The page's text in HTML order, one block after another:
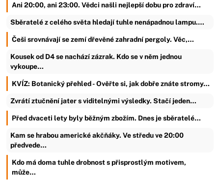
Ani 20:00, ani 23:00. Vědci našli nejlepší dobu pro zdraví…
Sběratelé z celého světa hledají tuhle nenápadnou lampu.…
Češi srovnávají se zemí dřevěné zahradní pergoly. Věc,…
Kousek od D4 se nachází zázrak. Kdo se v něm jednou
vykoupe…
KVÍZ: Botanický přehled - Ověřte si, jak dobře znáte stromy…
Zvrátí ztučnění jater s viditelnými výsledky. Stačí jeden…
Před dvaceti lety byly běžným zbožím. Dnes je sběratelé…
Kam se hrabou americké akčňáky. Ve středu ve 20:00
předvede…
Kdo má doma tuhle drobnost s přisprostlým motivem,
může…